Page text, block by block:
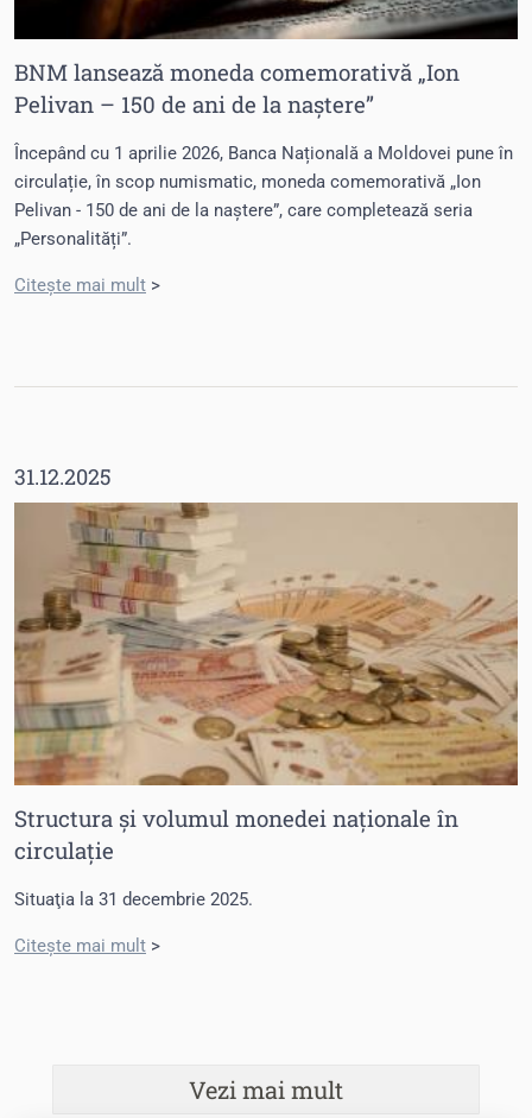
BNM lansează moneda comemorativă „Ion
Pelivan – 150 de ani de la naștere”
Începând cu 1 aprilie 2026, Banca Națională a Moldovei pune în
circulație, în scop numismatic, moneda comemorativă „Ion
Pelivan - 150 de ani de la naștere”, care completează seria
„Personalități”.
Citește mai mult >
31.12.2025
Structura și volumul monedei naţionale în
circulaţie
Situaţia la 31 decembrie 2025.
Citește mai mult >
Vezi mai mult